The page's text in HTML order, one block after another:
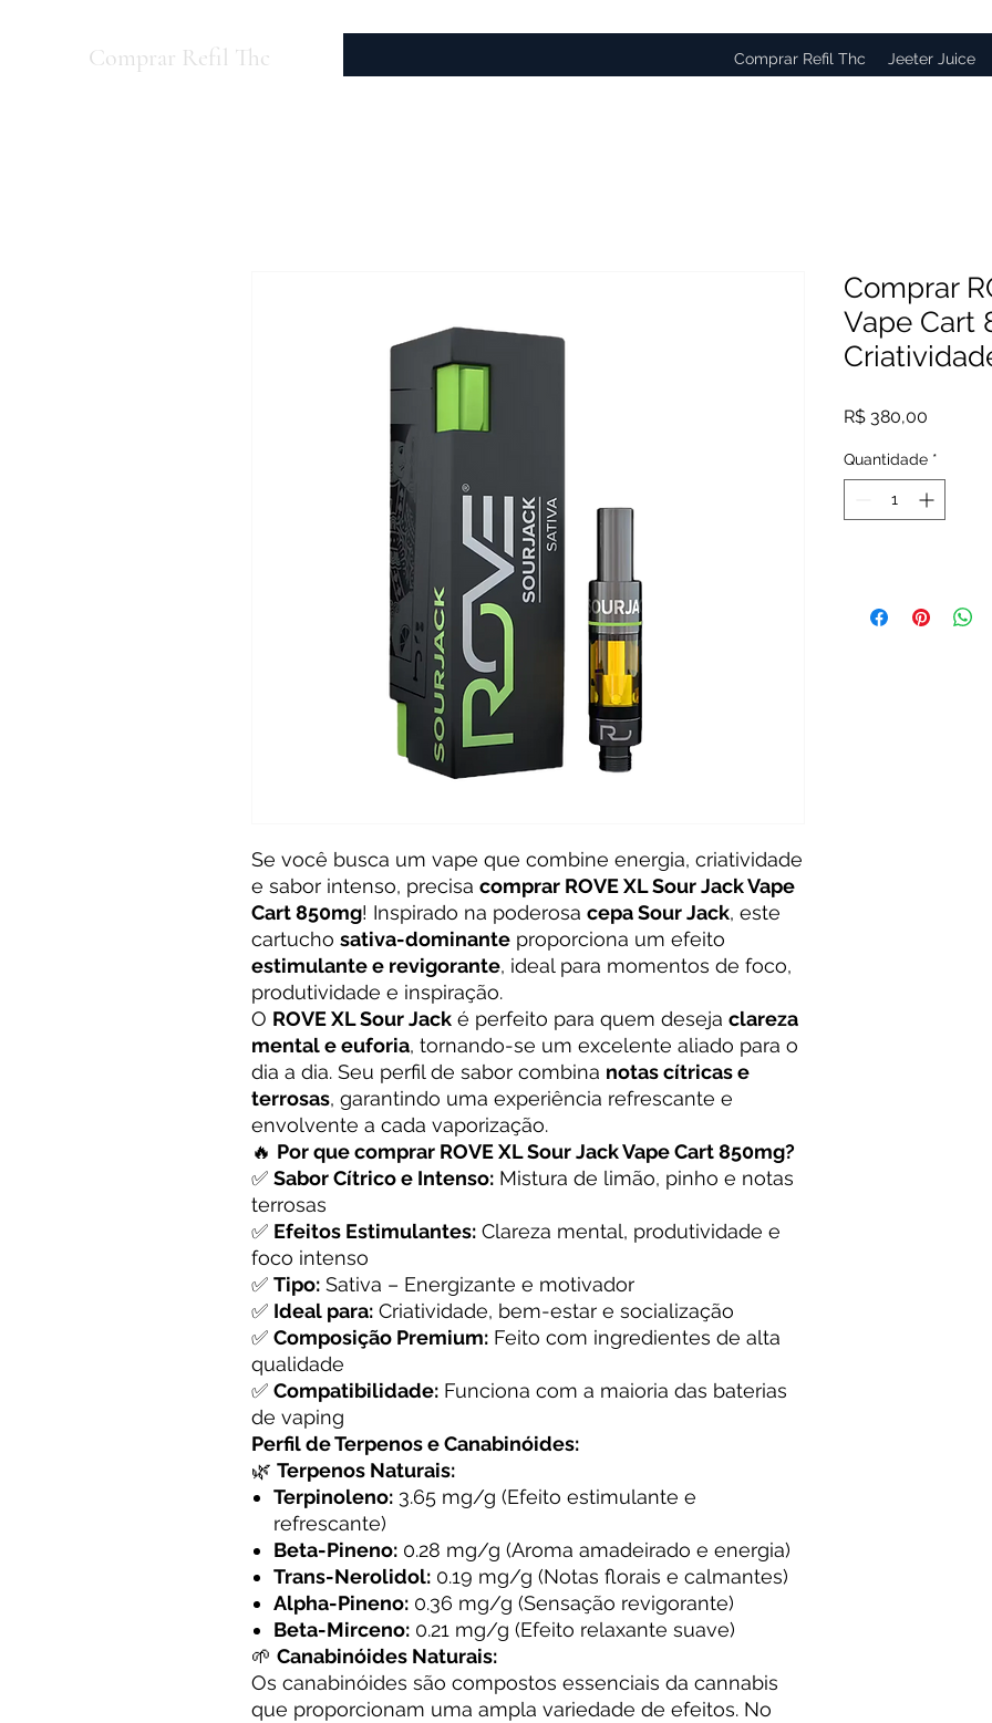
Comprar Refil Thc Comprar Refil Thc Jeeter Juice
Se você busca um vape que combine energia, criatividade
e sabor intenso, precisa comprar ROVE XL Sour Jack Vape
Cart 850mg! Inspirado na poderosa cepa Sour Jack, este
cartucho sativa-dominante proporciona um efeito
estimulante e revigorante, ideal para momentos de foco,
produtividade e inspiração.
O ROVE XL Sour Jack é perfeito para quem deseja clareza
mental e euforia, tornando-se um excelente aliado para o
dia a dia. Seu perfil de sabor combina notas cítricas e
terrosas, garantindo uma experiência refrescante e
envolvente a cada vaporização.
🔥 Por que comprar ROVE XL Sour Jack Vape Cart 850mg?
✅ Sabor Cítrico e Intenso: Mistura de limão, pinho e notas
terrosas
✅ Efeitos Estimulantes: Clareza mental, produtividade e
foco intenso
✅ Tipo: Sativa – Energizante e motivador
✅ Ideal para: Criatividade, bem-estar e socialização
✅ Composição Premium: Feito com ingredientes de alta
qualidade
✅ Compatibilidade: Funciona com a maioria das baterias
de vaping
Perfil de Terpenos e Canabinóides:
🌿 Terpenos Naturais:
Terpinoleno: 3.65 mg/g (Efeito estimulante e
refrescante)
Beta-Pineno: 0.28 mg/g (Aroma amadeirado e energia)
Trans-Nerolidol: 0.19 mg/g (Notas florais e calmantes)
Alpha-Pineno: 0.36 mg/g (Sensação revigorante)
Beta-Mirceno: 0.21 mg/g (Efeito relaxante suave)
🌱 Canabinóides Naturais:
Os canabinóides são compostos essenciais da cannabis
que proporcionam uma ampla variedade de efeitos. No
Comprar
Vape Cart
R$ 380,00
Quantidade *